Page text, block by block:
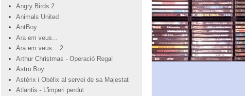
Angry Birds 2
Animals United
AntBoy
Ara em veus...
Ara em veus... 2
Arthur Christmas - Operació Regal
Astro Boy
Astèrix i Obèlix al servei de sa Majestat
Atlantis - L'imperi perdut